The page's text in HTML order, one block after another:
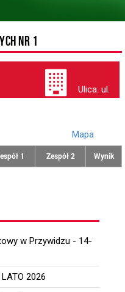
NR 1
Ulica: ul.
płk. (Mapa
1 Zespół 2 Wynik
w Przywidzu - 14-
2026